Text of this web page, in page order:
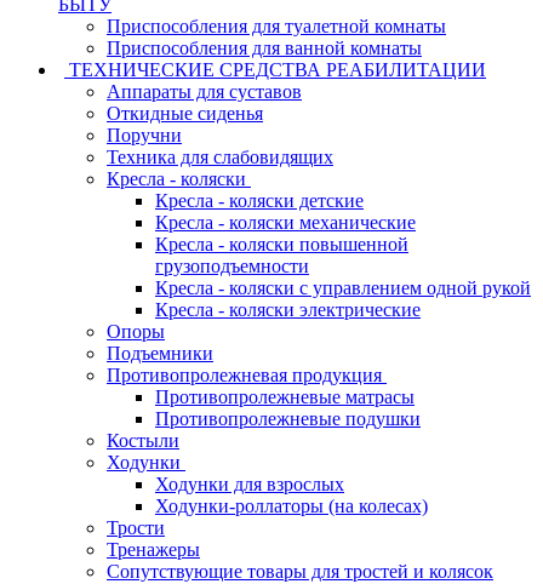
БЫТУ
Приспособления для туалетной комнаты
Приспособления для ванной комнаты
ТЕХНИЧЕСКИЕ СРЕДСТВА РЕАБИЛИТАЦИИ
Аппараты для суставов
Откидные сиденья
Поручни
Техника для слабовидящих
Кресла - коляски
Кресла - коляски детские
Кресла - коляски механические
Кресла - коляски повышенной
грузоподъемности
Кресла - коляски с управлением одной рукой
Кресла - коляски электрические
Опоры
Подъемники
Противопролежневая продукция
Противопролежневые матрасы
Противопролежневые подушки
Костыли
Ходунки
Ходунки для взрослых
Ходунки-роллаторы (на колесах)
Трости
Тренажеры
Сопутствующие товары для тростей и колясок